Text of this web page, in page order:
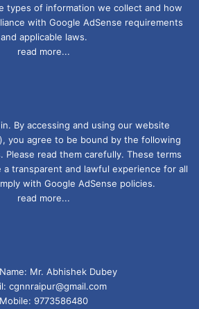
types of information we collect and how
with Google AdSense requirements
and applicable laws.
read more...
By accessing and using our website
you agree to be bound by the following
Please read them carefully. These terms
transparent and lawful experience for all
with Google AdSense policies.
read more...
Mr. Abhishek Dubey
cgnnraipur@gmail.com
Mobile: 9773586480